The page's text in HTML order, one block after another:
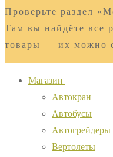
Проверьте раздел
Там вы найдёте все
товары — их можно
Магазин
Автокран
Автобусы
Автогрейдеры
Вертолеты